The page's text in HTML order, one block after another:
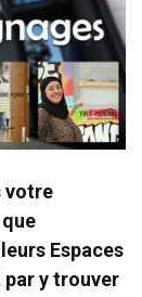
votre
Espaces
par y trouver